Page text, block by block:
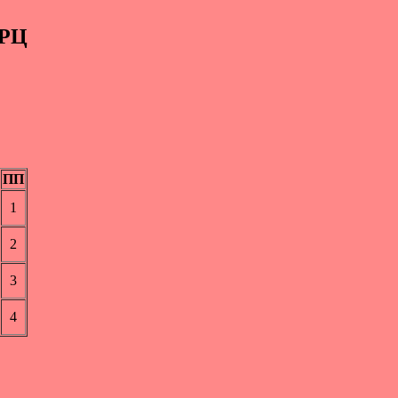
ПП
1
2
3
4